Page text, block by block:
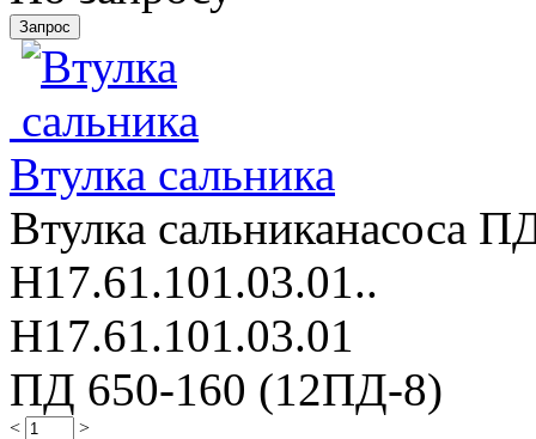
Втулка сальника
Втулка сальниканасоса
Н17.61.101.03.01..
Н17.61.101.03.01
ПД 650-160 (12ПД-8)
< >